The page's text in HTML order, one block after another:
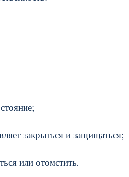
закрыться и защищаться;
или отомстить.